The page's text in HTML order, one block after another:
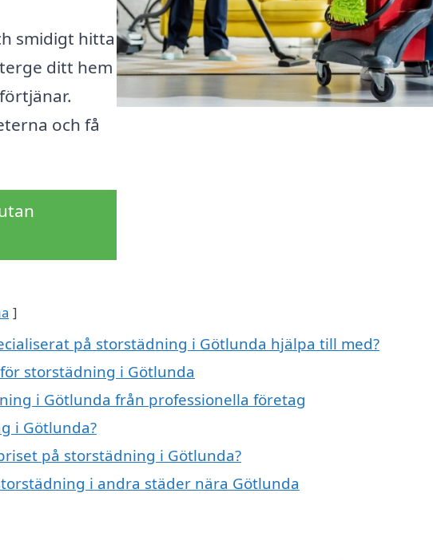
smidigt hitta
ditt hem
och få
på storstädning i Götlunda hjälpa till med?
storstädning i Götlunda
i Götlunda från professionella företag
i Götlunda?
på storstädning i Götlunda?
i andra städer nära Götlunda